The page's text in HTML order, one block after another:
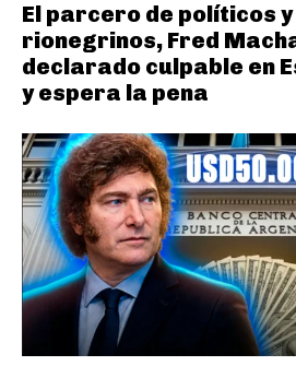
El parcero de políticos
rionegrinos, Fred
declarado culpable en
y espera la pena